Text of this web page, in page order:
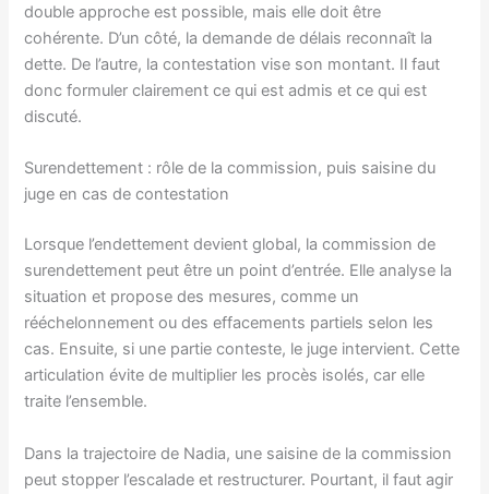
double approche est possible, mais elle doit être
cohérente. D’un côté, la demande de délais reconnaît la
dette. De l’autre, la contestation vise son montant. Il faut
donc formuler clairement ce qui est admis et ce qui est
discuté.
Surendettement : rôle de la commission, puis saisine du
juge en cas de contestation
Lorsque l’endettement devient global, la commission de
surendettement peut être un point d’entrée. Elle analyse la
situation et propose des mesures, comme un
rééchelonnement ou des effacements partiels selon les
cas. Ensuite, si une partie conteste, le juge intervient. Cette
articulation évite de multiplier les procès isolés, car elle
traite l’ensemble.
Dans la trajectoire de Nadia, une saisine de la commission
peut stopper l’escalade et restructurer. Pourtant, il faut agir